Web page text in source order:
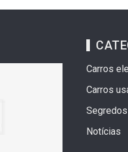
Carros
Carros
Segredos
Notícias